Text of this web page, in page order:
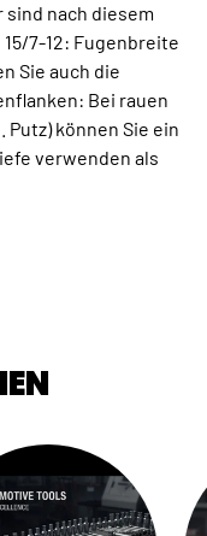
nach diesem
7-12: Fugenbreite
Sie auch die
Bei rauen
können Sie ein
verwenden als